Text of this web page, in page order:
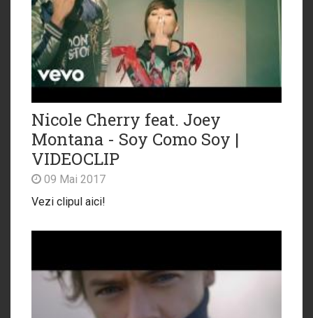
Nicole Cherry feat. Joey
Montana - Soy Como Soy |
VIDEOCLIP
09 Mai 2017
Vezi clipul aici!